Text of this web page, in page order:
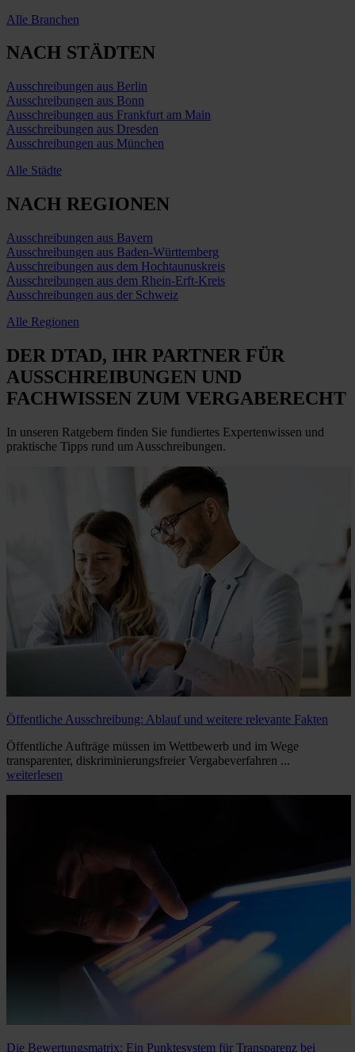
Alle Branchen
NACH STÄDTEN
Ausschreibungen aus Berlin
Ausschreibungen aus Bonn
Ausschreibungen aus Frankfurt am Main
Ausschreibungen aus Dresden
Ausschreibungen aus München
Alle Städte
NACH REGIONEN
Ausschreibungen aus Bayern
Ausschreibungen aus Baden-Württemberg
Ausschreibungen aus dem Hochtaunuskreis
Ausschreibungen aus dem Rhein-Erft-Kreis
Ausschreibungen aus der Schweiz
Alle Regionen
DER DTAD, IHR PARTNER FÜR
AUSSCHREIBUNGEN UND
FACHWISSEN ZUM VERGABERECHT
In unseren Ratgebern finden Sie fundiertes Expertenwissen und
praktische Tipps rund um Ausschreibungen.
Öffentliche Ausschreibung: Ablauf und weitere relevante Fakten
Öffentliche Aufträge müssen im Wettbewerb und im Wege
transparenter, diskriminierungsfreier Vergabeverfahren ...
weiterlesen
Die Bewertungsmatrix: Ein Punktesystem für Transparenz bei